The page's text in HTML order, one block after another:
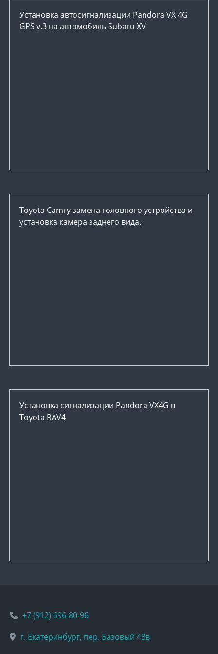
Установка автосигнализации Pandora VX 4G
GPS v.3 на автомобиль Subaru XV
Toyota Camry замена головного устройства и
установка камера заднего вида.
Установка сигнализации Pandora VX4G в
Toyota RAV4
+7 (912) 696-80-96
г. Екатеринбург, пер. Базовый 43в